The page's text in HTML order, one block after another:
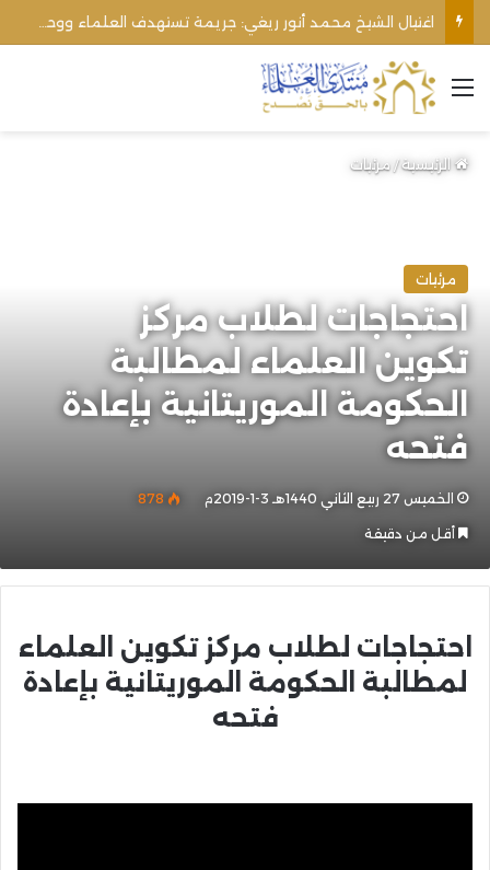
القائمة
الرئيسية/مرئيات
مرئيات
احتجاجات لطلاب مركز
تكوين العلماء لمطالبة
الحكومة الموريتانية بإعادة
فتحه
الخميس 27 ربيع الثاني 1440هـ 3-1-2019م 878
أقل من دقيقة
احتجاجات لطلاب مركز تكوين العلماء
لمطالبة الحكومة الموريتانية بإعادة
فتحه